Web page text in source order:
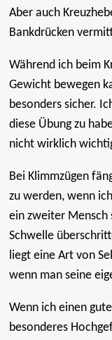
Aber auch
Bankdrücken
Während ich beim
Gewicht bewegen
besonders sicher.
diese Übung zu
nicht wirklich
Bei Klimmzügen
zu werden, wenn
ein zweiter Mensch
Schwelle
liegt eine Art von
wenn man seine
Wenn ich einen
besonderes